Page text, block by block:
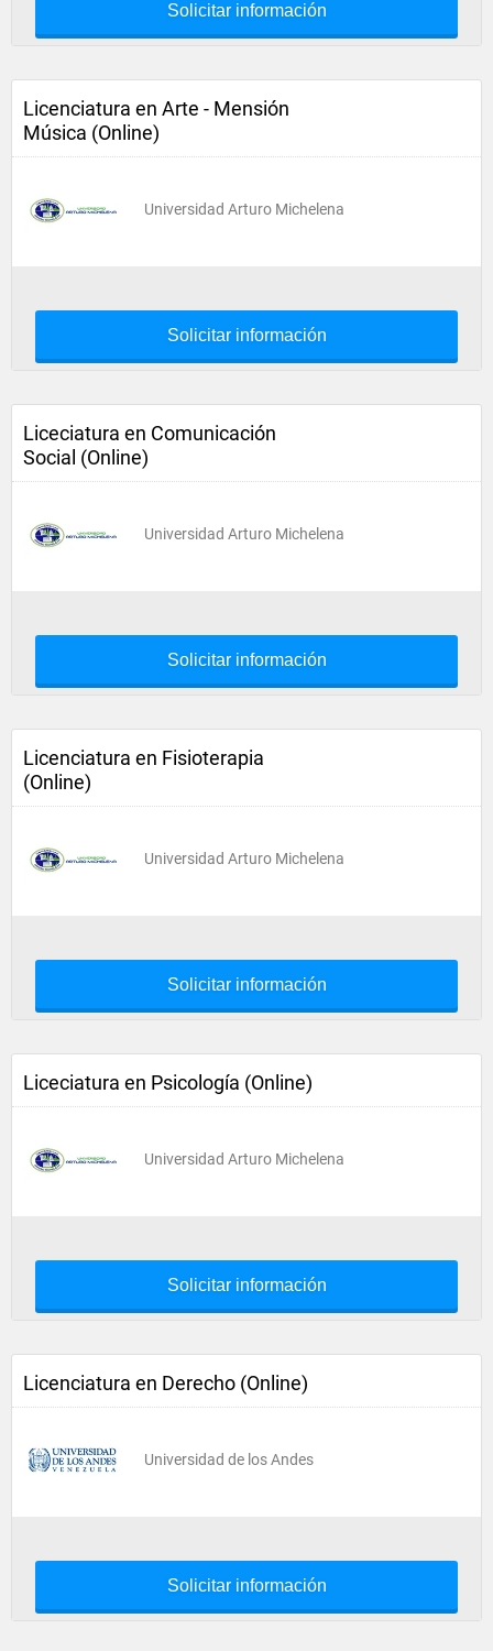
Solicitar información
Licenciatura en Arte - Mensión
Música (Online)
Universidad Arturo Michelena
Solicitar información
Liceciatura en Comunicación
Social (Online)
Universidad Arturo Michelena
Solicitar información
Licenciatura en Fisioterapia
(Online)
Universidad Arturo Michelena
Solicitar información
Liceciatura en Psicología (Online)
Universidad Arturo Michelena
Solicitar información
Licenciatura en Derecho (Online)
Universidad de los Andes
Solicitar información